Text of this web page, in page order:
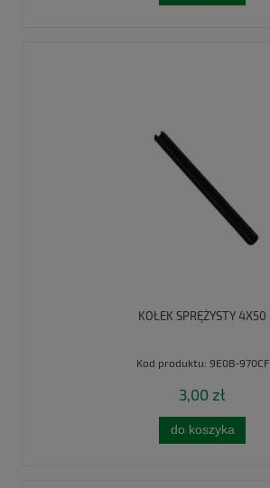
KOŁEK SPRĘŻYSTY 4X50
Kod produktu: 9E0B-970CF
3,00 zł
do koszyka